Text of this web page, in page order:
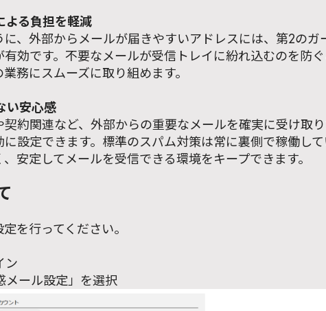
よる負担を軽減
、外部からメールが届きやすいアドレスには、第2のガ
有効です。不要なメールが受信トレイに紛れ込むのを防
務にスムーズに取り組めます。
い安心感
約関連など、外部からの重要なメールを確実に受け取り
設定できます。標準のスパム対策は常に裏側で稼働し
安定してメールを受信できる環境をキープできます。
を行ってください。
ン
メール設定」を選択